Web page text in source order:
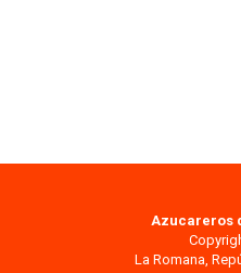
Azucareros
La Romana,